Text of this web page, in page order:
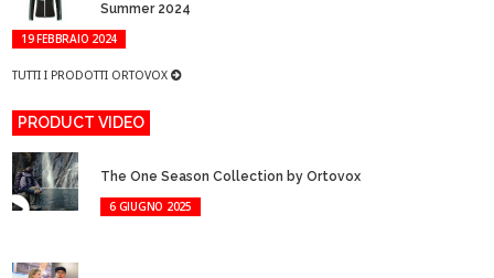
Summer 2024
19 FEBBRAIO 2024
TUTTI I PRODOTTI ORTOVOX
PRODUCT VIDEO
The One Season Collection by Ortovox
6 GIUGNO 2025